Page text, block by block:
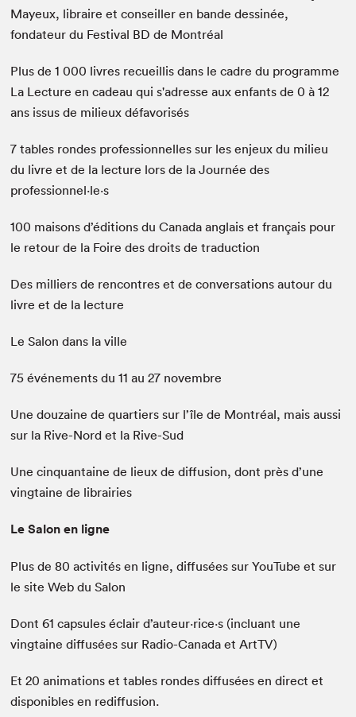
Mayeux, libraire et conseiller en bande dessinée,
fondateur du Festival BD de Montréal
Plus de 1 000 livres recueillis dans le cadre du programme
La Lecture en cadeau qui s'adresse aux enfants de 0 à 12
ans issus de milieux défavorisés
7 tables rondes professionnelles sur les enjeux du milieu
du livre et de la lecture lors de la Journée des
professionnel·le·s
100 maisons d’éditions du Canada anglais et français pour
le retour de la Foire des droits de traduction
Des milliers de rencontres et de conversations autour du
livre et de la lecture
Le Salon dans la ville
75 événements du 11 au 27 novembre
Une douzaine de quartiers sur l’île de Montréal, mais aussi
sur la Rive-Nord et la Rive-Sud
Une cinquantaine de lieux de diffusion, dont près d’une
vingtaine de librairies
Le Salon en ligne
Plus de 80 activités en ligne, diffusées sur YouTube et sur
le site Web du Salon
Dont 61 capsules éclair d’auteur·rice·s (incluant une
vingtaine diffusées sur Radio-Canada et ArtTV)
Et 20 animations et tables rondes diffusées en direct et
disponibles en rediffusion.